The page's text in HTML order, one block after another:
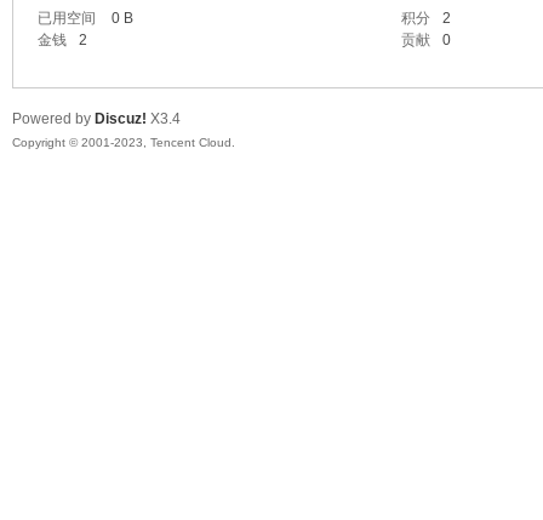
已用空间
0 B 积分
2
金钱
2 贡献 0
Powered by Discuz! X3.4
Copyright © 2001-2023, Tencent Cloud.